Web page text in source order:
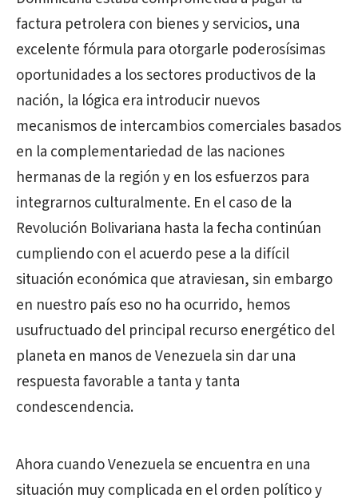
factura petrolera con bienes y servicios, una
excelente fórmula para otorgarle poderosísimas
oportunidades a los sectores productivos de la
nación, la lógica era introducir nuevos
mecanismos de intercambios comerciales basados
en la complementariedad de las naciones
hermanas de la región y en los esfuerzos para
integrarnos culturalmente. En el caso de la
Revolución Bolivariana hasta la fecha continúan
cumpliendo con el acuerdo pese a la difícil
situación económica que atraviesan, sin embargo
en nuestro país eso no ha ocurrido, hemos
usufructuado del principal recurso energético del
planeta en manos de Venezuela sin dar una
respuesta favorable a tanta y tanta
condescendencia.
Ahora cuando Venezuela se encuentra en una
situación muy complicada en el orden político y